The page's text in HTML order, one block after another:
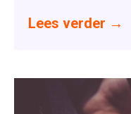
Lees verder →